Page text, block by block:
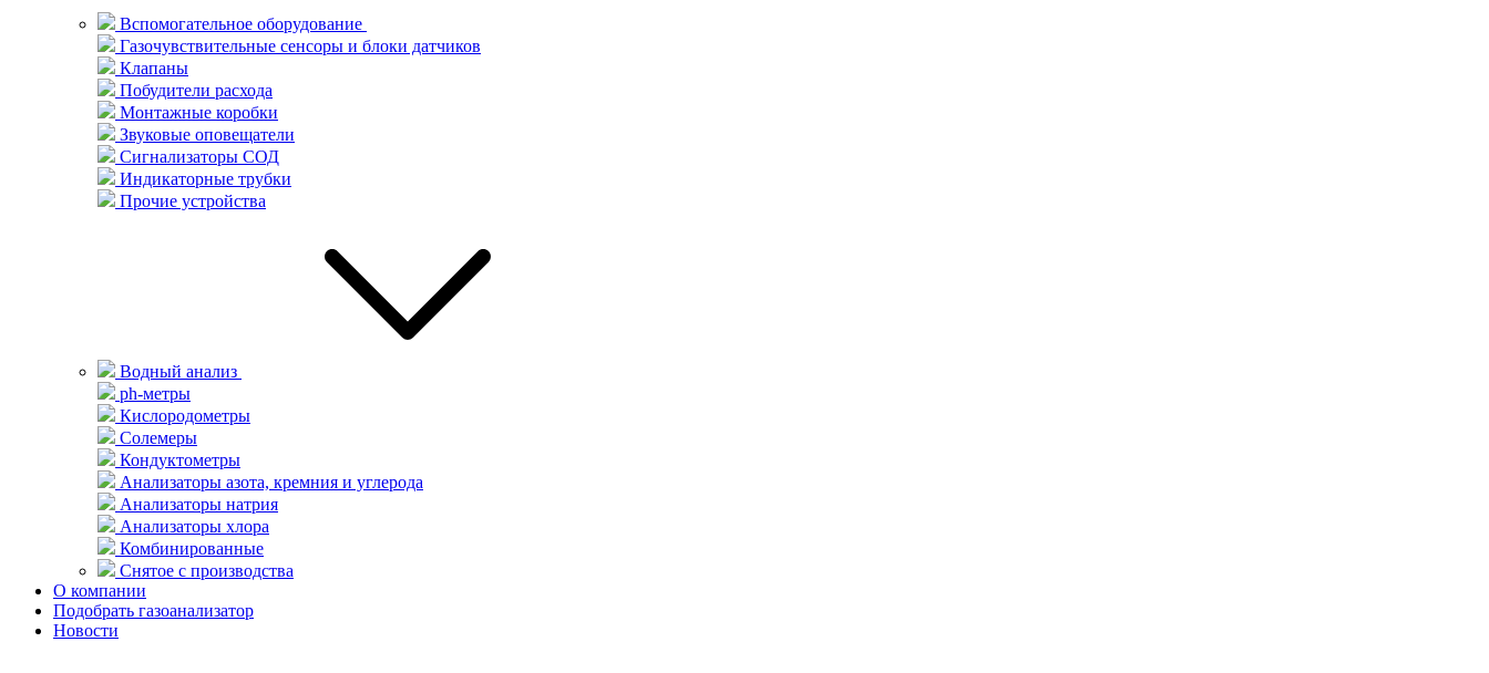
Вспомогательное оборудование
Газочувствительные сенсоры и блоки датчиков
Клапаны
Побудители расхода
Монтажные коробки
Звуковые оповещатели
Сигнализаторы СОД
Индикаторные трубки
Прочие устройства
Водный анализ
ph-метры
Кислородометры
Солемеры
Кондуктометры
Анализаторы азота, кремния и углерода
Анализаторы натрия
Анализаторы хлора
Комбинированные
Снятое с производства
О компании
Подобрать газоанализатор
Новости